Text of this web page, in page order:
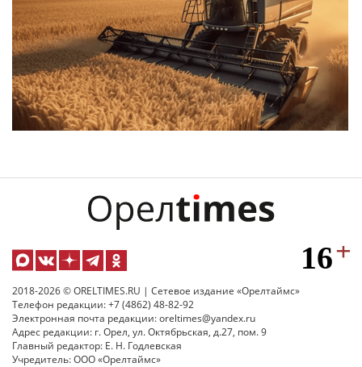
2018-2026 © ORELTIMES.RU | Сетевое издание «Орелтаймс»
Телефон редакции: +7 (4862) 48-82-92
Электронная почта редакции: oreltimes@yandex.ru
Адрес редакции: г. Орел, ул. Октябрьская, д.27, пом. 9
Главный редактор: Е. Н. Годлевская
Учредитель: ООО «Орелтаймс»